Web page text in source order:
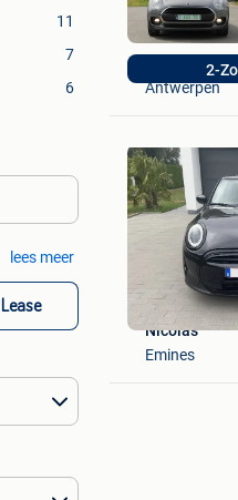
11
7
6
lees meer
Lease
2-
AV
Antwerpen
Nicolas
Emines